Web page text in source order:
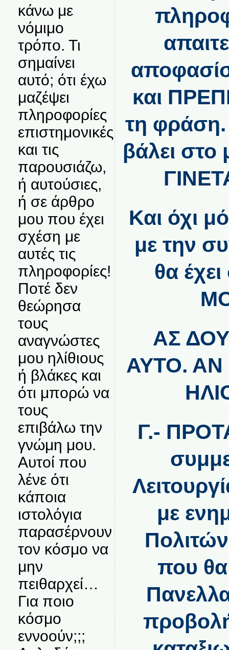
κάνω με
νόμιμο
τρόπο. Τι
σημαίνει
αυτό; ότι έχω
μαζέψει
πληροφορίες
επιστημονικές
και τις
παρουσιάζω,
ή αυτούσιες,
ή σε άρθρο
μου που έχει
σχέση με
αυτές τις
πληροφορίες!
Ποτέ δεν
θεώρησα
τους
αναγνώστες
μου ηλίθιους
ή βλάκες και
ότι μπορώ να
τους
επιβάλω την
γνώμη μου.
Αυτοί που
λένε ότι
κάποια
ιστολόγια
παρασέρνουν
τον κόσμο να
μην
πειθαρχεί…
Για ποιο
κόσμο
εννοούν;;;
και
τη
βάλει στο
Και όχι
με την
θα
ΑΣ
ΑΥΤΟ. ΑΝ
Γ.-
με
που